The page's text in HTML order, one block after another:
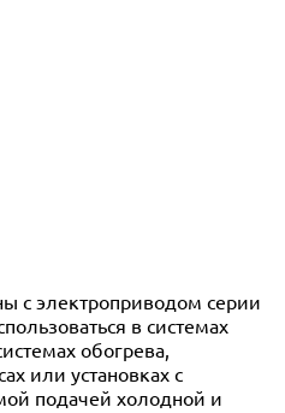
с электроприводом серии
в системах
обогрева,
или установках с
подачей холодной и